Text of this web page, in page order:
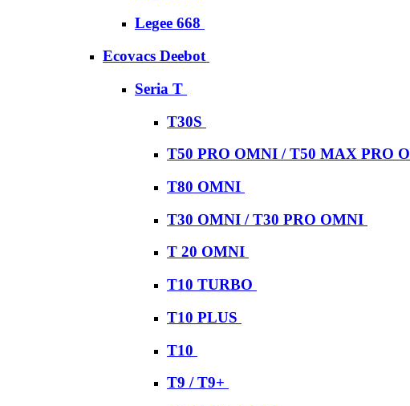
Legee 668
Ecovacs Deebot
Seria T
T30S
T50 PRO OMNI / T50 MAX PRO
T80 OMNI
T30 OMNI / T30 PRO OMNI
T 20 OMNI
T10 TURBO
T10 PLUS
T10
T9 / T9+